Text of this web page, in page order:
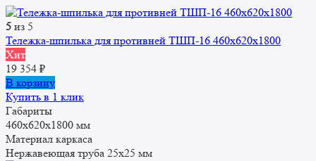
5 из 5
Тележка-шпилька для противней ТШП-16 460x620x1800
Хит
19 354 ₽
В корзину
Купить в 1 клик
Габариты
460x620x1800 мм
Материал каркаса
Нержавеющая труба 25x25 мм